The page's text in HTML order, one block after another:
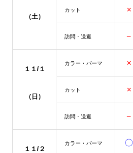
（土）
カット ×
訪問・送迎 －
１１/１
（日）
カラー・パーマ ×
カット ×
訪問・送迎 －
１１/２
カラー・パーマ 〇